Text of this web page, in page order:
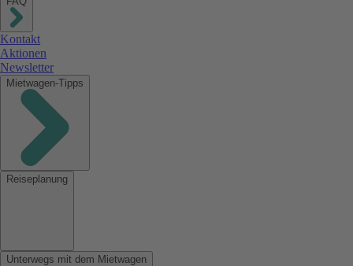
Kontakt
Aktionen
Newsletter
Mietwagen-Tipps
Reiseplanung
Unterwegs mit dem Mietwagen